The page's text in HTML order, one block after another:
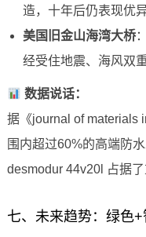
造，十年后仍表现优异
美国旧金山海湾大桥
经受住地震、海风双重
数据说话：
据《journal of materials
围内超过60%的高端防
desmodur 44v20l 占据了
七、未来趋势：绿色